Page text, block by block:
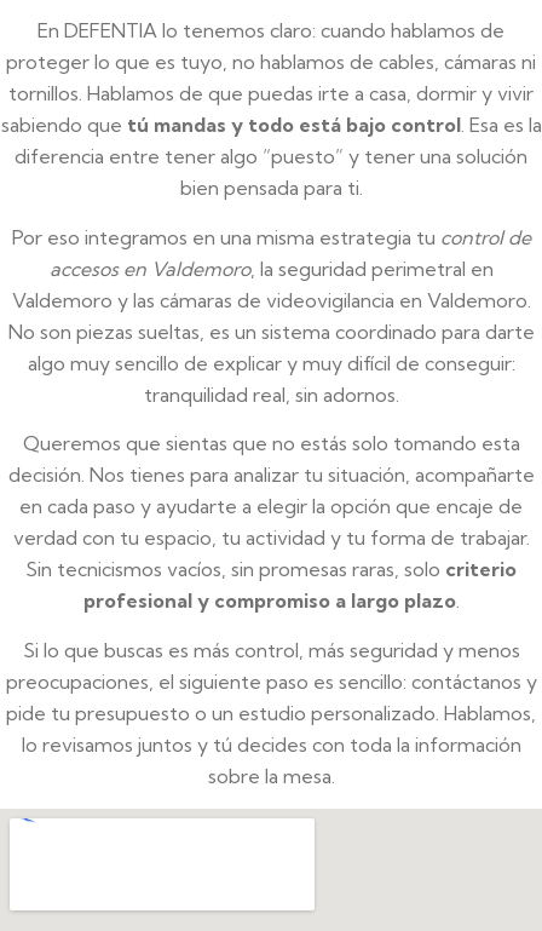
En DEFENTIA lo tenemos claro: cuando hablamos de
proteger lo que es tuyo, no hablamos de cables, cámaras ni
tornillos. Hablamos de que puedas irte a casa, dormir y vivir
sabiendo que tú mandas y todo está bajo control. Esa es la
diferencia entre tener algo “puesto” y tener una solución
bien pensada para ti.
Por eso integramos en una misma estrategia tu control de
accesos en Valdemoro, la seguridad perimetral en
Valdemoro y las cámaras de videovigilancia en Valdemoro.
No son piezas sueltas, es un sistema coordinado para darte
algo muy sencillo de explicar y muy difícil de conseguir:
tranquilidad real, sin adornos.
Queremos que sientas que no estás solo tomando esta
decisión. Nos tienes para analizar tu situación, acompañarte
en cada paso y ayudarte a elegir la opción que encaje de
verdad con tu espacio, tu actividad y tu forma de trabajar.
Sin tecnicismos vacíos, sin promesas raras, solo criterio
profesional y compromiso a largo plazo.
Si lo que buscas es más control, más seguridad y menos
preocupaciones, el siguiente paso es sencillo: contáctanos y
pide tu presupuesto o un estudio personalizado. Hablamos,
lo revisamos juntos y tú decides con toda la información
sobre la mesa.